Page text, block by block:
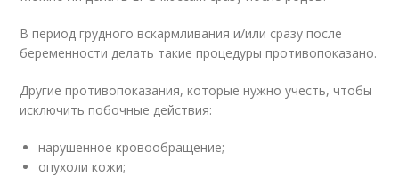
В период грудного вскармливания и/или сразу после
беременности делать такие процедуры противопоказано.
Другие противопоказания, которые нужно учесть, чтобы
исключить побочные действия:
нарушенное кровообращение;
опухоли кожи;